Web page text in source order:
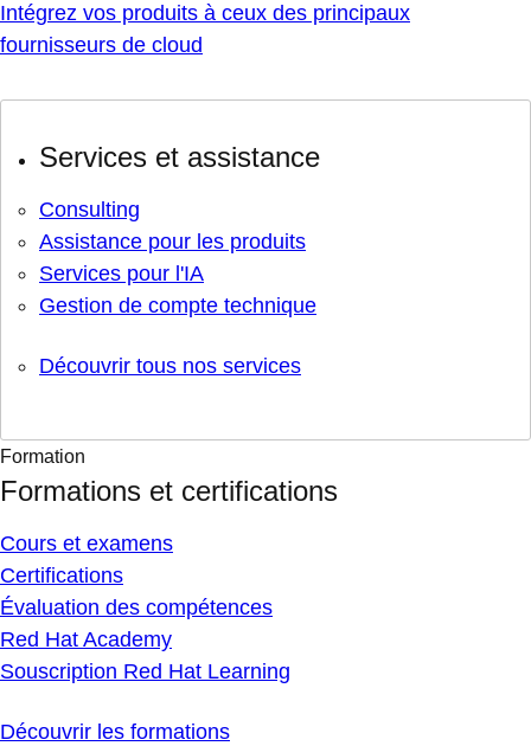
Intégrez vos produits à ceux des principaux
fournisseurs de cloud
Services et assistance
Consulting
Assistance pour les produits
Services pour l'IA
Gestion de compte technique
Découvrir tous nos services
Formation
Formations et certifications
Cours et examens
Certifications
Évaluation des compétences
Red Hat Academy
Souscription Red Hat Learning
Découvrir les formations